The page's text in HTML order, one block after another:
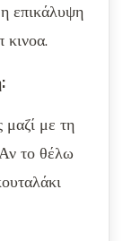
επικάλυψη
κινοα.
με τη
το θέλω